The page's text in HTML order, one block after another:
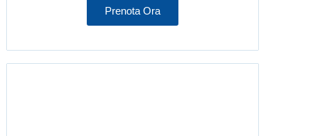
Prenota Ora